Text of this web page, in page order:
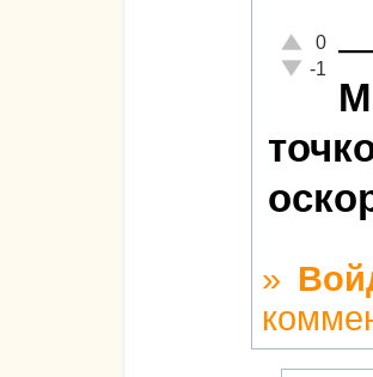
Отлично!
0
-1
»